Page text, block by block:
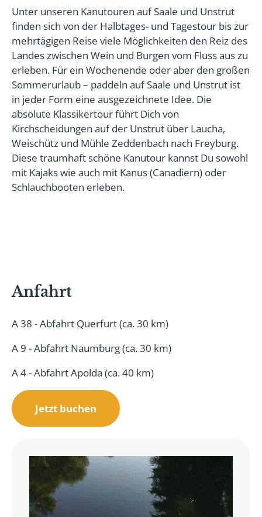
Unter unseren Kanutouren auf Saale und Unstrut
finden sich von der Halbtages- und Tagestour bis zur
mehrtägigen Reise viele Möglichkeiten den Reiz des
Landes zwischen Wein und Burgen vom Fluss aus zu
erleben. Für ein Wochenende oder aber den großen
Sommerurlaub – paddeln auf Saale und Unstrut ist
in jeder Form eine ausgezeichnete Idee. Die
absolute Klassikertour führt Dich von
Kirchscheidungen auf der Unstrut über Laucha,
Weischütz und Mühle Zeddenbach nach Freyburg.
Diese traumhaft schöne Kanutour kannst Du sowohl
mit Kajaks wie auch mit Kanus (Canadiern) oder
Schlauchbooten erleben.
Anfahrt
A 38 - Abfahrt Querfurt (ca. 30 km)
A 9 - Abfahrt Naumburg (ca. 30 km)
A 4 - Abfahrt Apolda (ca. 40 km)
Jetzt buchen